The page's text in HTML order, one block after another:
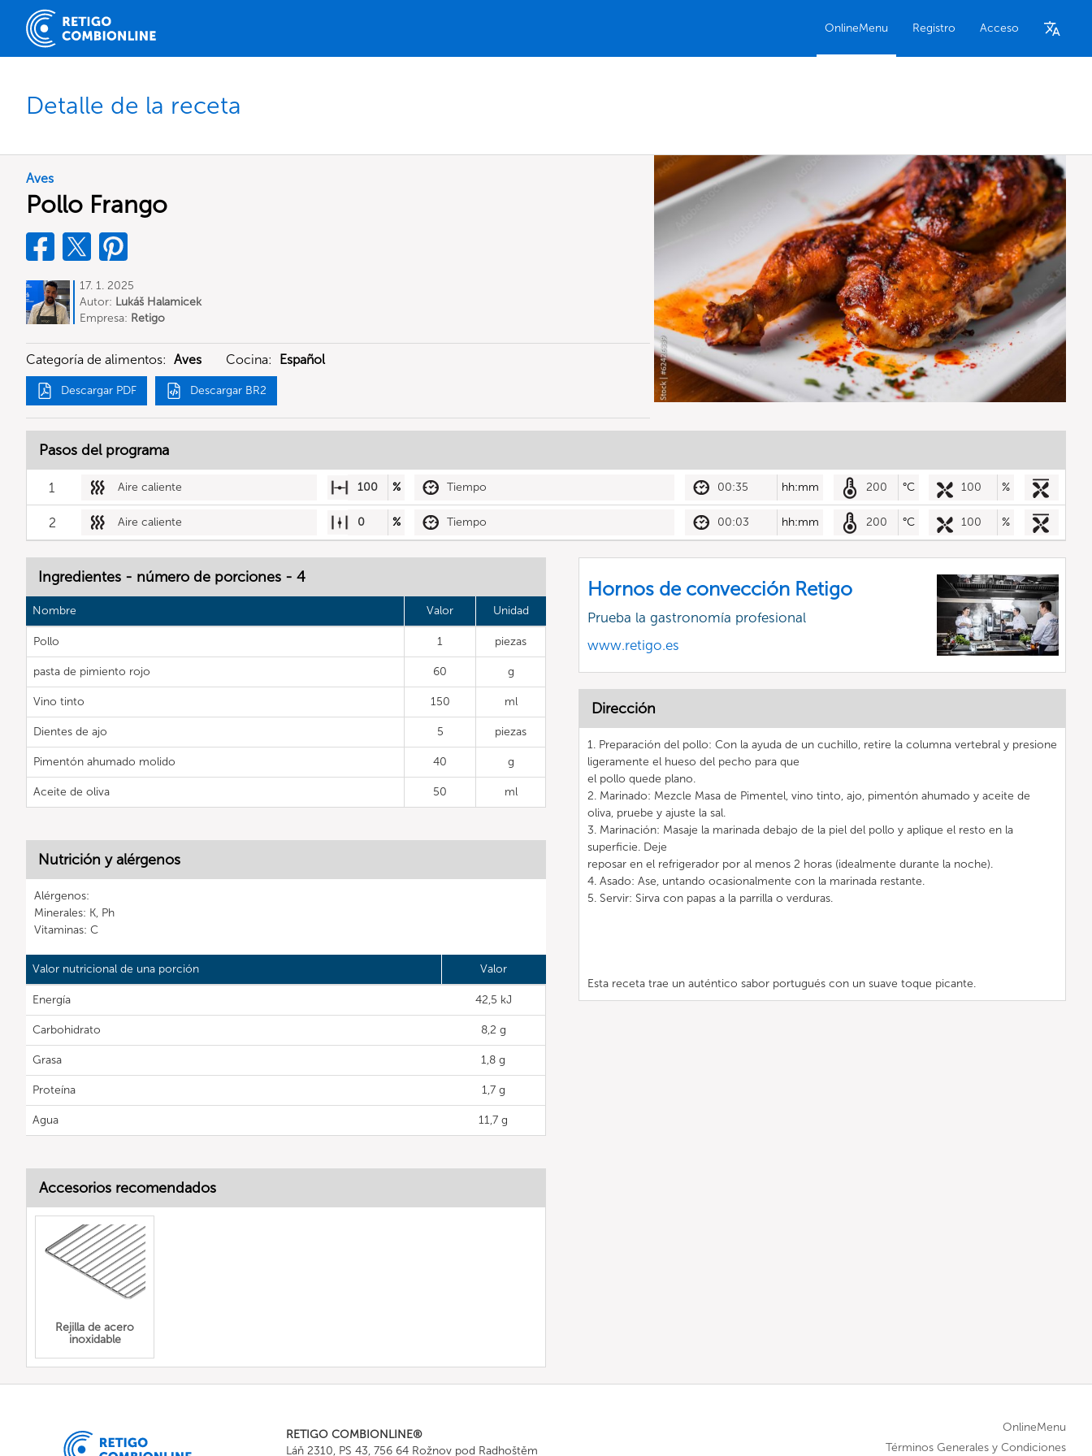
OnlineMenu Registro Acceso
Detalle de la receta
Aves
Pollo Frango
17. 1. 2025
Autor: Lukáš Halamicek
Empresa: Retigo
Categoría de alimentos: Aves Cocina: Español
Descargar PDF Descargar BR2
Pasos del programa
1 Aire caliente 100 % Tiempo 00:35 hh:mm 200 °C 100 %
2 Aire caliente 0 % Tiempo 00:03 hh:mm 200 °C 100 %
Ingredientes - número de porciones - 4
Nombre Valor Unidad
Pollo 1 piezas
pasta de pimiento rojo 60 g
Vino tinto 150 ml
Dientes de ajo 5 piezas
Pimentón ahumado molido 40 g
Aceite de oliva 50 ml
Nutrición y alérgenos
Alérgenos:
Minerales: K, Ph
Vitaminas: C
Valor nutricional de una porción Valor
Energía 42,5 kJ
Carbohidrato 8,2 g
Grasa 1,8 g
Proteína 1,7 g
Agua 11,7 g
Hornos de convección Retigo
Prueba la gastronomía profesional
www.retigo.es
Dirección
1. Preparación del pollo: Con la ayuda de un cuchillo, retire la columna vertebral y presione
ligeramente el hueso del pecho para que
el pollo quede plano.
2. Marinado: Mezcle Masa de Pimentel, vino tinto, ajo, pimentón ahumado y aceite de
oliva, pruebe y ajuste la sal.
3. Marinación: Masaje la marinada debajo de la piel del pollo y aplique el resto en la
superficie. Deje
reposar en el refrigerador por al menos 2 horas (idealmente durante la noche).
4. Asado: Ase, untando ocasionalmente con la marinada restante.
5. Servir: Sirva con papas a la parrilla o verduras.
Esta receta trae un auténtico sabor portugués con un suave toque picante.
Accesorios recomendados
Rejilla de acero
inoxidable
RETIGO COMBIONLINE®
Láň 2310, PS 43, 756 64 Rožnov pod Radhoštěm
OnlineMenu
Términos Generales y Condiciones